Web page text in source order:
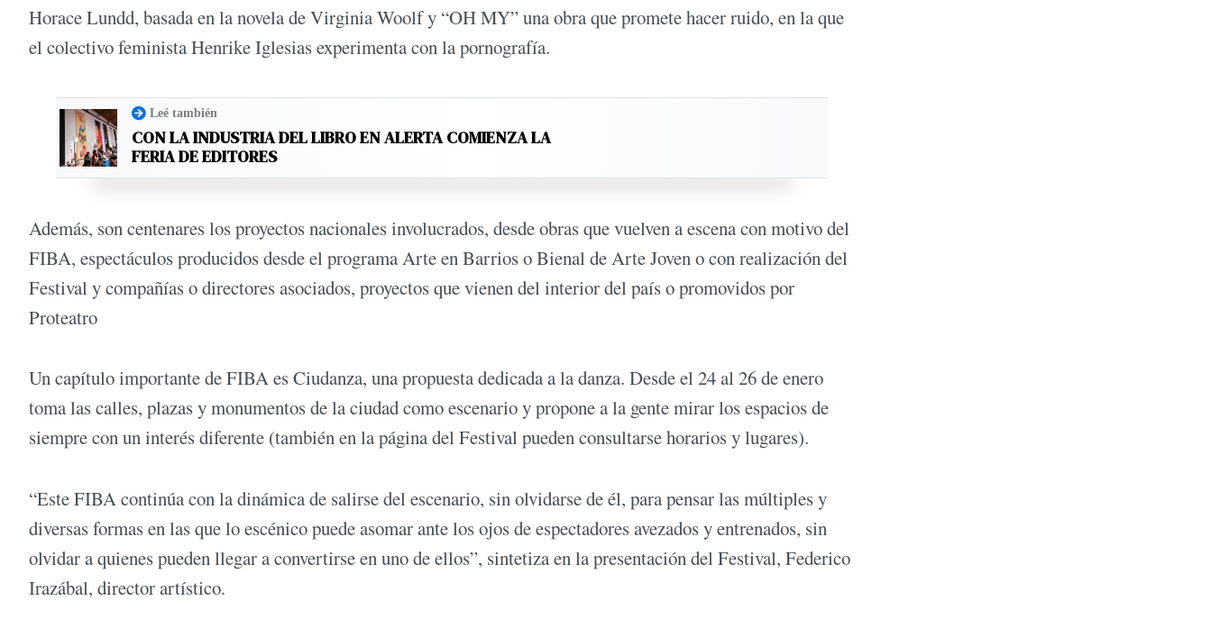
Horace Lundd, basada en la novela de Virginia Woolf y “OH MY” una obra que promete hacer ruido, en la que
el colectivo feminista Henrike Iglesias experimenta con la pornografía.
Leé también
CON LA INDUSTRIA DEL LIBRO EN ALERTA COMIENZA LA
FERIA DE EDITORES
Además, son centenares los proyectos nacionales involucrados, desde obras que vuelven a escena con motivo del
FIBA, espectáculos producidos desde el programa Arte en Barrios o Bienal de Arte Joven o con realización del
Festival y compañías o directores asociados, proyectos que vienen del interior del país o promovidos por
Proteatro
Un capítulo importante de FIBA es Ciudanza, una propuesta dedicada a la danza. Desde el 24 al 26 de enero
toma las calles, plazas y monumentos de la ciudad como escenario y propone a la gente mirar los espacios de
siempre con un interés diferente (también en la página del Festival pueden consultarse horarios y lugares).
“Este FIBA continúa con la dinámica de salirse del escenario, sin olvidarse de él, para pensar las múltiples y
diversas formas en las que lo escénico puede asomar ante los ojos de espectadores avezados y entrenados, sin
olvidar a quienes pueden llegar a convertirse en uno de ellos”, sintetiza en la presentación del Festival, Federico
Irazábal, director artístico.